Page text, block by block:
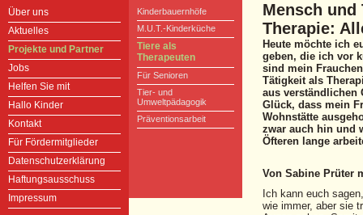
Über uns
Aktuelles
Projekte und Partner
Jobs
Helfen Sie mit
Hallo Kinder
Kontakt
Für Fördermitglieder
Datenschutzerklärung
Haftungsausschuss
Impressum
Kinderbauernhöfe
M.U.T.-Kinderküche
Tiere als
Therapeuten
Für Senioren
Tier- und
Umweltpädagogik
Präventionsarbeit
Mensch und
Therapie:
Heute möchte ich
geben, die ich vor
sind mein
Tätigkeit als
aus verständlichen
Glück, dass mein
Wohnstätte
zwar auch hin und
Öfteren lange
Von Sabine Prüter
Ich kann euch
wie immer, aber sie